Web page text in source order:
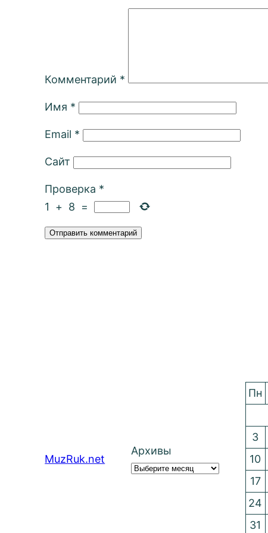
Комментарий *
Имя *
Email *
Сайт
Проверка *
1
+ 8 =
MuzRuk.net
Архивы
Пн
3
10
17
24
31